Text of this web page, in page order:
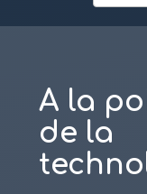
A la
de la